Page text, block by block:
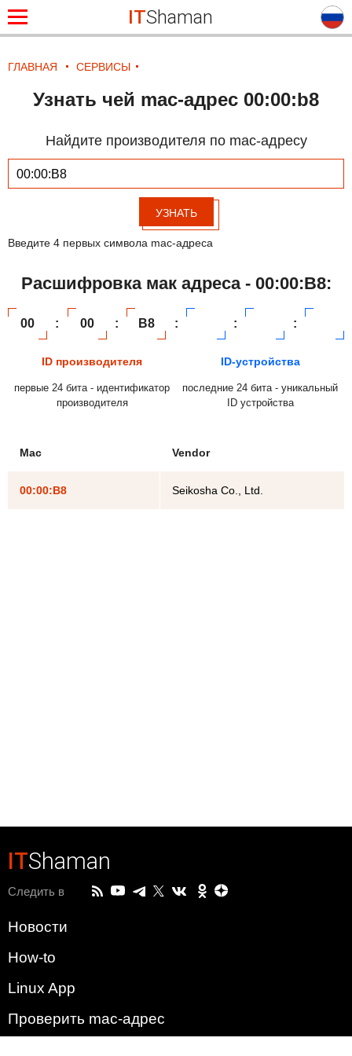
ITShaman
ГЛАВНАЯ СЕРВИСЫ
Узнать чей mac-адрес 00:00:b8
Найдите производителя по mac-адресу
УЗНАТЬ
Введите 4 первых символа mac-адреса
Расшифровка мак адреса - 00:00:B8:
00 : 00 : B8 : : :
ID производителя
первые 24 бита - идентификатор
производителя
ID-устройства
последние 24 бита - уникальный
ID устройства
Mac Vendor
00:00:B8 Seikosha Co., Ltd.
ITShaman
Следить в
Новости
How-to
Linux App
Проверить mac-адрес